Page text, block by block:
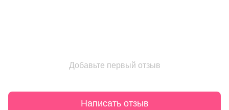
Добавьте первый отзыв
Написать отзыв